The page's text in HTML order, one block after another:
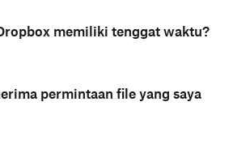
memiliki tenggat waktu?
permintaan file yang saya